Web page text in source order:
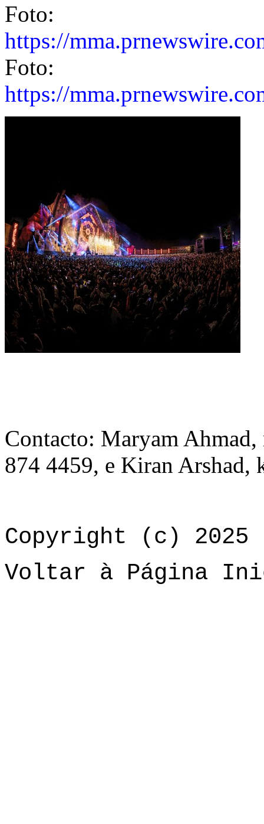
Foto:
https://
Foto:
https://
Contacto: Maryam Ahmad,
874 4459, e Kiran Arshad,
Copyright (c) 2025
Voltar à Página